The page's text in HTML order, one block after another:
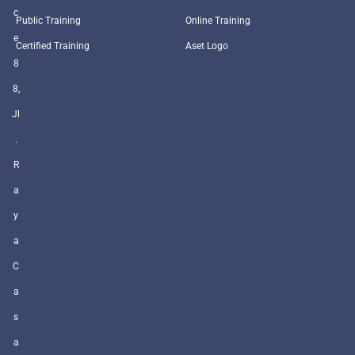
c
e
8
8,
Jl
.
R
a
y
a
C
a
s
a
Public Training
Certified Training
Online Training
Aset Logo